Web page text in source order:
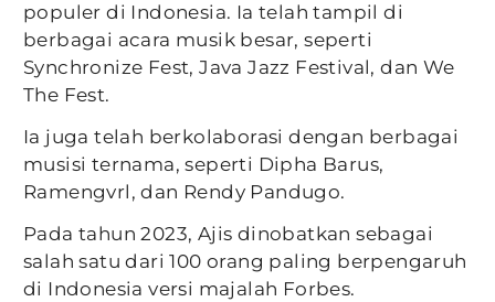
populer di Indonesia. Ia telah tampil di
berbagai acara musik besar, seperti
Synchronize Fest, Java Jazz Festival, dan We
The Fest.
Ia juga telah berkolaborasi dengan berbagai
musisi ternama, seperti Dipha Barus,
Ramengvrl, dan Rendy Pandugo.
Pada tahun 2023, Ajis dinobatkan sebagai
salah satu dari 100 orang paling berpengaruh
di Indonesia versi majalah Forbes.